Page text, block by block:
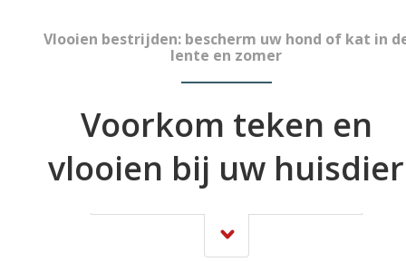
Vlooien bestrijden: bescherm uw hond of kat in
lente en zomer
Voorkom teken en
vlooien bij uw huisdier